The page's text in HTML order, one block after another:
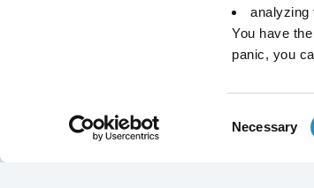
analyzing
You have
panic, you
Necessary